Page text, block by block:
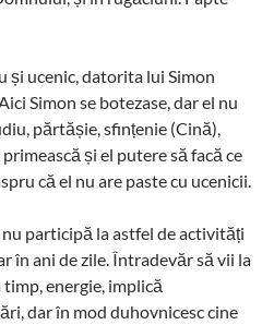
și ucenic, datorita lui Simon
Simon se botezase, dar el nu
părtășie, sfințenie (Cină),
și el putere să facă ce
că el nu are paste cu ucenicii.
nu participă la astfel de activități
în ani de zile. Întradevăr să vii la
energie, implică
dar în mod duhovnicesc cine